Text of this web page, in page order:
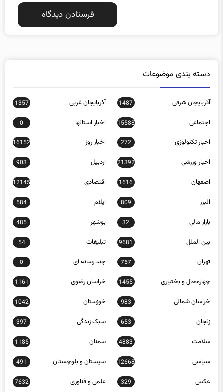
آذربایجان شرقی
اجتماعی 15588 اخبار استانها 0
اخبار تکنولوژی 272 اخبار روز 16152
اخبار ورزشی 21392 اردبیل 903
اصفهان 1616 اقتصادی 12145
البرز 809 ایلام 584
بازار مالی 32 بوشهر 485
بین الملل 9681 تبلیغات 54
تهران 757 چند رسانه ای 0
چهارمحال و بختیاری 1455 خراسان رضوی 1161
خراسان شمالی 983 خوزستان 1042
زنجان 653 سبک زندگی 397
سلامت 4883 سمنان 1185
سیاسی 12668 سیستان و بلوچستان 491
عکس 329 علمی و فناوری 7632
فارس 1244 فرهنگ و هنر 23334